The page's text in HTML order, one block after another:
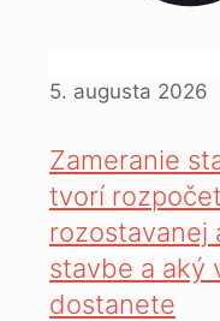
5. augusta 2026
Zameranie
tvorí
rozostavanej
stavbe a aký
dostanete